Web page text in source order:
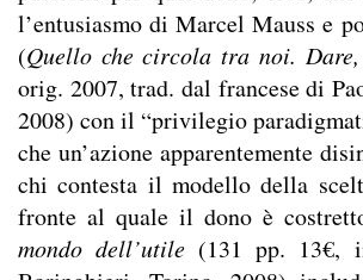
l’entusiasmo di Marcel Mauss e
(Quello che circola tra noi.
orig. 2007, trad. dal francese di
2008) con il “privilegio
che un’azione apparentemente
chi contesta il modello della
fronte al quale il dono è
mondo dell’utile (131 pp. 13€,